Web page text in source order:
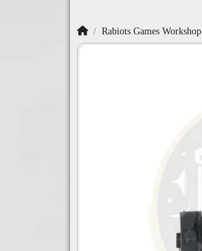
AccueilRabiots Games Workshop